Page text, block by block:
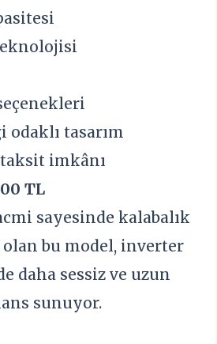
tasarım
imkânı
TL
sayesinde kalabalık
bu model, inverter
daha sessiz ve uzun
sunuyor.